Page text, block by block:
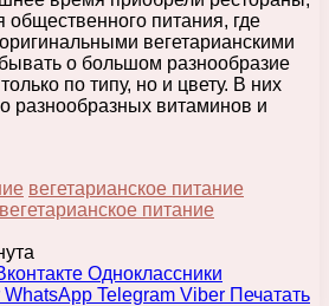
общественного питания, где
вегетарианскими
о большом разнообразие
по типу, но и цвету. В них
разнообразных витаминов и
вегетарианское питание
питание
Одноклассники
WhatsApp Telegram Viber Печатать